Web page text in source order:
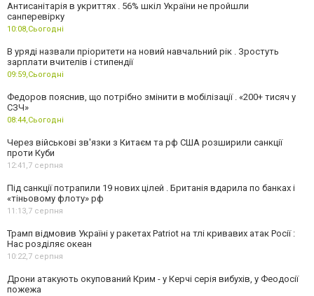
Антисанітарія в укриттях . 56% шкіл України не пройшли
санперевірку
10:08,Сьогодні
В уряді назвали пріоритети на новий навчальний рік . Зростуть
зарплати вчителів і стипендії
09:59,Сьогодні
Федоров пояснив, що потрібно змінити в мобілізації . «200+ тисяч у
СЗЧ»
08:44,Сьогодні
Через військові зв'язки з Китаєм та рф США розширили санкції
проти Куби
12:41,7 серпня
Під санкції потрапили 19 нових цілей . Британія вдарила по банках і
«тіньовому флоту» рф
11:13,7 серпня
Трамп відмовив Україні у ракетах Patriot на тлі кривавих атак Росії :
Нас розділяє океан
10:22,7 серпня
Дрони атакують окупований Крим - у Керчі серія вибухів, у Феодосії
пожежа